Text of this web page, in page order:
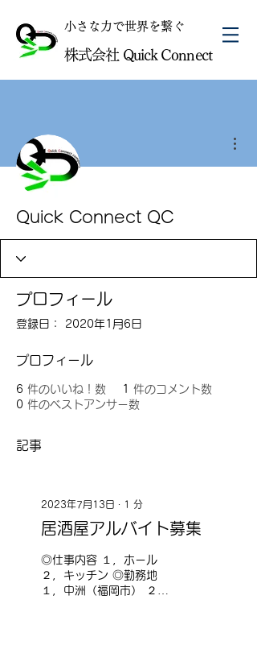
​小さな力で世界を繋ぐ
株式会社 Quick Connect
Quick Connect QC
プロフィール
登録日： 2020年1月6日
プロフィール
6 件のいいね！数 1
件のコメント数
0 件のベストアンサー数
記事
2023年7月13日 ∙ 1 分
居酒屋アルバイト募集
◎仕事内容 １，ホール
２，キッチン ◎勤務地
１，中洲（福岡市） ２，